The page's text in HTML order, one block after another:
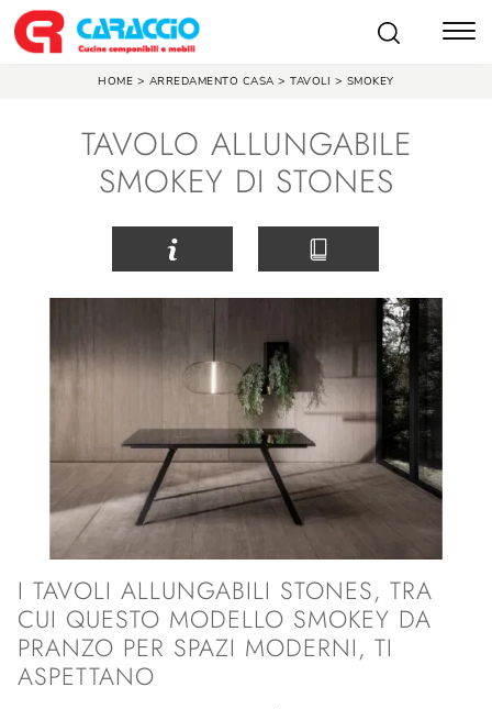
HOME > ARREDAMENTO CASA >TAVOLI > SMOKEY
TAVOLO ALLUNGABILE
SMOKEY DI STONES
I TAVOLI ALLUNGABILI STONES, TRA
CUI QUESTO MODELLO SMOKEY DA
PRANZO PER SPAZI MODERNI, TI
ASPETTANO